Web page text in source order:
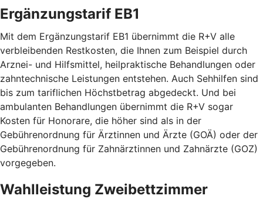
Ergänzungstarif EB1
Mit dem Ergänzungstarif EB1 übernimmt die R+V alle
verbleibenden Restkosten, die Ihnen zum Beispiel durch
Arznei- und Hilfsmittel, heilpraktische Behandlungen oder
zahntechnische Leistungen entstehen. Auch Sehhilfen sind
bis zum tariflichen Höchstbetrag abgedeckt. Und bei
ambulanten Behandlungen übernimmt die R+V sogar
Kosten für Honorare, die höher sind als in der
Gebührenordnung für Ärztinnen und Ärzte (GOÄ) oder der
Gebührenordnung für Zahnärztinnen und Zahnärzte (GOZ)
vorgegeben.
Wahlleistung Zweibettzimmer